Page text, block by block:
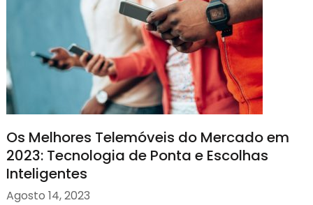
Os Melhores Telemóveis do Mercado em
2023: Tecnologia de Ponta e Escolhas
Inteligentes
Agosto 14, 2023